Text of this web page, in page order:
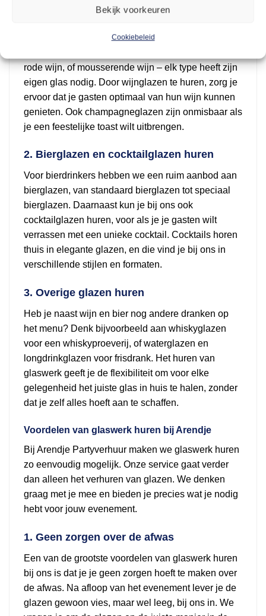
Bekijk voorkeuren
Cookiebeleid
1. Wijnglazen en champagneglazen huren
rode wijn, of mousserende wijn – elk type heeft zijn
eigen glas nodig. Door wijnglazen te huren, zorg je
ervoor dat je gasten optimaal van hun wijn kunnen
genieten. Ook champagneglazen zijn onmisbaar als
je een feestelijke toast wilt uitbrengen.
2. Bierglazen en cocktailglazen huren
Voor bierdrinkers hebben we een ruim aanbod aan
bierglazen, van standaard bierglazen tot speciaal
bierglazen. Daarnaast kun je bij ons ook
cocktailglazen huren, voor als je je gasten wilt
verrassen met een unieke cocktail. Cocktails horen
thuis in elegante glazen, en die vind je bij ons in
verschillende stijlen en formaten.
3. Overige glazen huren
Heb je naast wijn en bier nog andere dranken op
het menu? Denk bijvoorbeeld aan whiskyglazen
voor een whiskyproeverij, of waterglazen en
longdrinkglazen voor frisdrank. Het huren van
glaswerk geeft je de flexibiliteit om voor elke
gelegenheid het juiste glas in huis te halen, zonder
dat je zelf alles hoeft aan te schaffen.
Voordelen van glaswerk huren bij Arendje
Bij Arendje Partyverhuur maken we glaswerk huren
zo eenvoudig mogelijk. Onze service gaat verder
dan alleen het verhuren van glazen. We denken
graag met je mee en bieden je precies wat je nodig
hebt voor jouw evenement.
1. Geen zorgen over de afwas
Een van de grootste voordelen van glaswerk huren
bij ons is dat je je geen zorgen hoeft te maken over
de afwas. Na afloop van het evenement lever je de
glazen gewoon vies, maar wel leeg, bij ons in. We